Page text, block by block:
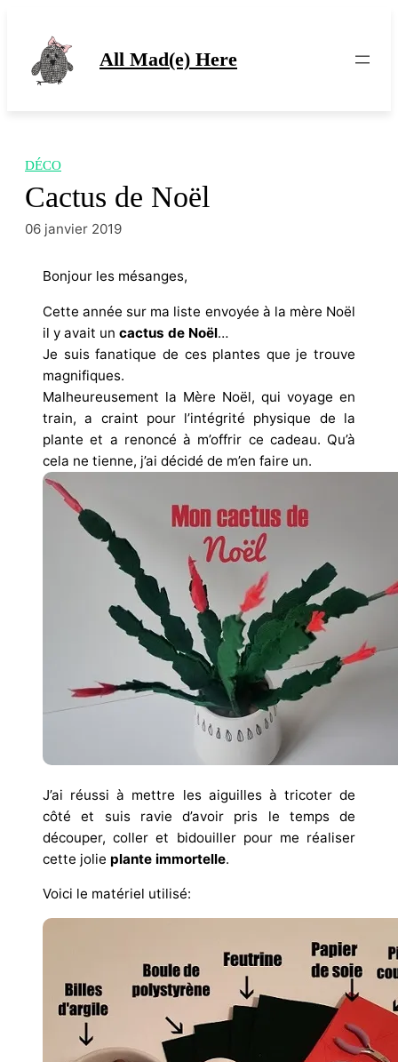
contenu
All Mad(e) Here
DÉCO
Cactus de Noël
06 janvier 2019
Bonjour les mésanges,
Cette année sur ma liste envoyée à la mère Noël
il y avait un cactus de Noël…
Je suis fanatique de ces plantes que je trouve
magnifiques.
Malheureusement la Mère Noël, qui voyage en
train, a craint pour l’intégrité physique de la
plante et a renoncé à m’offrir ce cadeau. Qu’à
cela ne tienne, j’ai décidé de m’en faire un.
J’ai réussi à mettre les aiguilles à tricoter de
côté et suis ravie d’avoir pris le temps de
découper, coller et bidouiller pour me réaliser
cette jolie plante immortelle.
Voici le matériel utilisé: